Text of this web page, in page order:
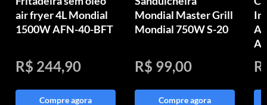
air fryer 4L Mondial
1500W AFN-40-BFT
R$ 244,90
Compre agora
Mondial Master Grill
Mondial 750W S-20
R$ 99,00
Compre agora